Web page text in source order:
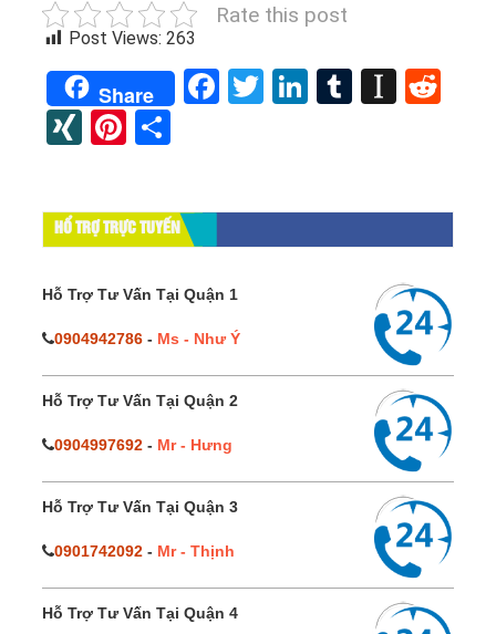
Rate this post
Post Views: 263
Share Facebook
TwitterLinkedIn
Tumblr
XINGPinterest
HỔ TRỢ TRỰC TUYẾN
Hỗ Trợ Tư Vấn Tại Quận 1
0904942786 - Ms - Như Ý
Hỗ Trợ Tư Vấn Tại Quận 2
0904997692 - Mr - Hưng
Hỗ Trợ Tư Vấn Tại Quận 3
0901742092 - Mr - Thịnh
Hỗ Trợ Tư Vấn Tại Quận 4